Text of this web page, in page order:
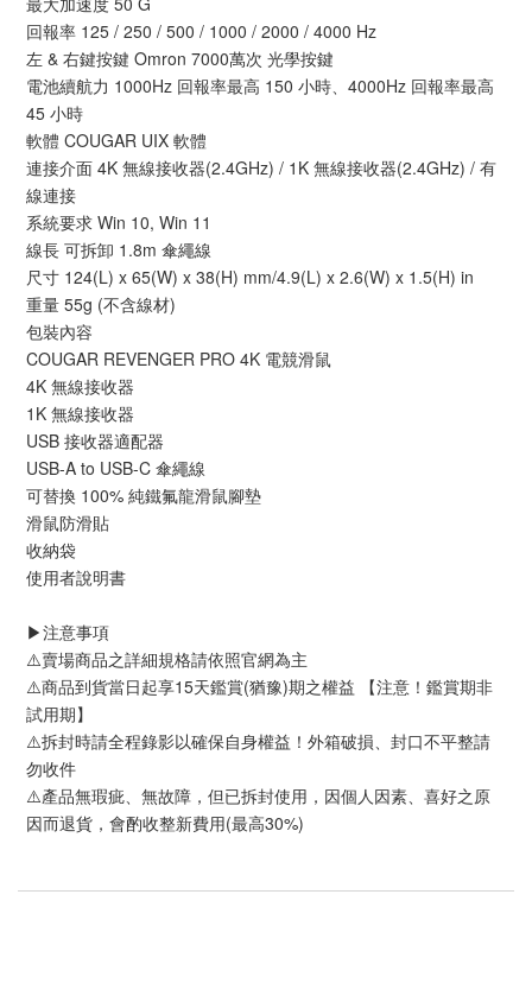
回報率 125 / 250 / 500 / 1000 / 2000 / 4000 Hz
左 & 右鍵按鍵 Omron 7000萬次 光學按鍵
電池續航力 1000Hz 回報率最高 150 小時、4000Hz 回報率最高
45 小時
軟體 COUGAR UIX 軟體
連接介面 4K 無線接收器(2.4GHz) / 1K 無線接收器(2.4GHz) / 有
線連接
系統要求 Win 10, Win 11
線長 可拆卸 1.8m 傘繩線
尺寸 124(L) x 65(W) x 38(H) mm/4.9(L) x 2.6(W) x 1.5(H) in
重量 55g (不含線材)
包裝內容
COUGAR REVENGER PRO 4K 電競滑鼠
4K 無線接收器
1K 無線接收器
USB 接收器適配器
USB-A to USB-C 傘繩線
可替換 100% 純鐵氟龍滑鼠腳墊
滑鼠防滑貼
收納袋
使用者說明書
▶️注意事項
⚠️賣場商品之詳細規格請依照官網為主
⚠️商品到貨當日起享15天鑑賞(猶豫)期之權益 【注意！鑑賞期非
試用期】
⚠️拆封時請全程錄影以確保自身權益！外箱破損、封口不平整請
勿收件
⚠️產品無瑕疵、無故障，但已拆封使用，因個人因素、喜好之原
因而退貨，會酌收整新費用(最高30%)